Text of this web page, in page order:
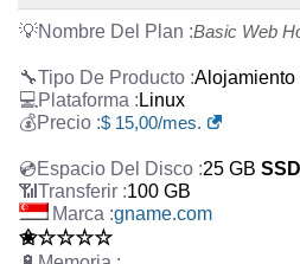
Basic Web
Alojamiento
Linux
$ 15,00/mes.
25 GB SSD
100 GB
gname.com
✬☆☆☆☆